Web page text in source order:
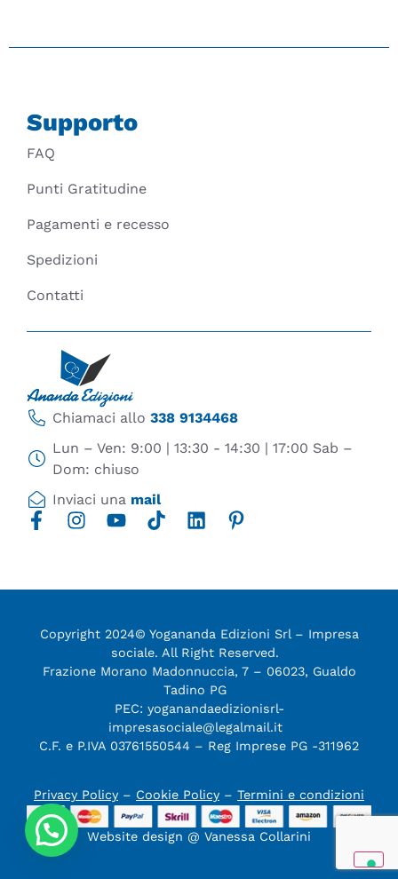
Chiamaci allo 338 9134468
Lun – Ven: 9:00 | 13:30 - 14:30 | 17:00 Sab –
Dom: chiuso
Inviaci una mail
Supporto
FAQ
Punti Gratitudine
Pagamenti e recesso
Spedizioni
Contatti
Copyright 2024© Yogananda Edizioni Srl – Impresa
sociale. All Right Reserved.
Frazione Morano Madonnuccia, 7 – 06023, Gualdo
Tadino PG
PEC: yoganandaedizionisrl-
impresasociale@legalmail.it
C.F. e P.IVA 03761550544 – Reg Imprese PG -311962
Privacy Policy – Cookie Policy – Termini e condizioni
Website design @ Vanessa Collarini